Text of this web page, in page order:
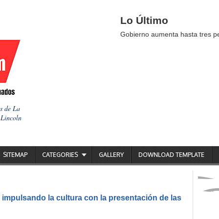
de La
Lo Último
Gobierno aumenta hasta tres
SITEMAP CATEGORIES GALLERY DOWNLOAD TEMPLATE
la cultura con la presentación de las